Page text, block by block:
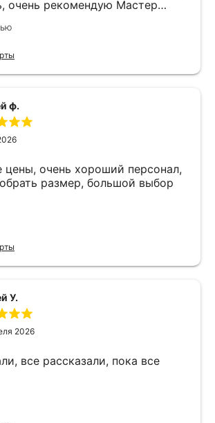
рекомендую Мастер
ф.
очень хороший персонал,
размер, большой выбор
У.
2026
все рассказали, пока все